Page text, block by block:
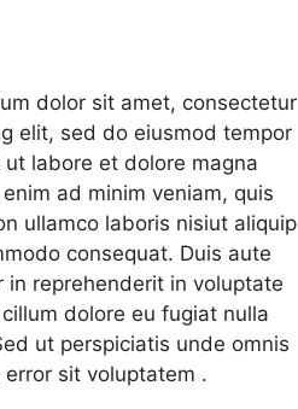
dolor sit amet, consectetur
elit, sed do eiusmod tempor
labore et dolore magna
ad minim veniam, quis
ullamco laboris nisiut aliquip
consequat. Duis aute
in reprehenderit in voluptate
dolore eu fugiat nulla
ut perspiciatis unde omnis
sit voluptatem .